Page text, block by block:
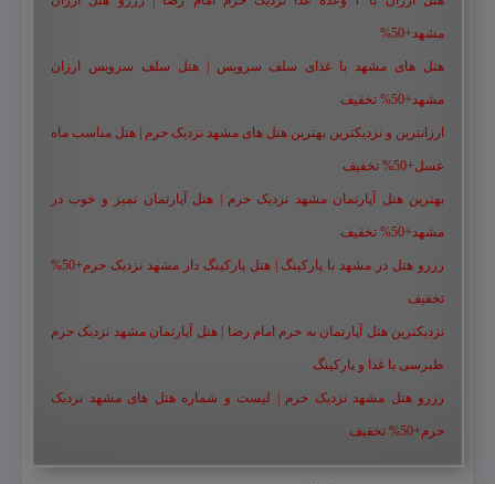
مشهد+50%
هتل های مشهد با غذای سلف سرویس | هتل سلف سرویس ارزان
مشهد+50% تخفیف
ارزانترین و نزدیکترین بهترین هتل های مشهد نزدیک حرم | هتل مناسب ماه
عسل+50% تخفیف
بهترین هتل آپارتمان مشهد نزدیک حرم | هتل آپارتمان تمیز و خوب در
مشهد+50% تخفیف
رزرو هتل در مشهد با پارکینگ | هتل پارکینگ دار مشهد نزدیک حرم+50%
تخفیف
نزدیکترین هتل آپارتمان به حرم امام رضا | هتل آپارتمان مشهد نزدیک حرم
طبرسی با غذا و پارکینگ
رزرو هتل مشهد نزدیک حرم | لیست و شماره هتل های مشهد نزدیک
حرم+50% تخفیف